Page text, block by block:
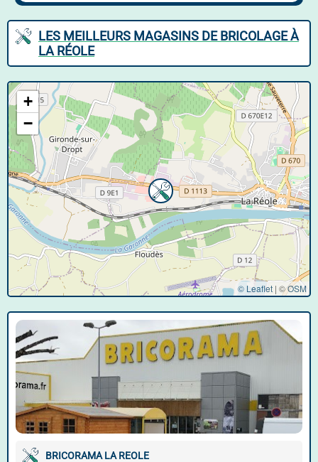
LES MEILLEURS MAGASINS DE BRICOLAGE À
LA RÉOLE
+
−
© Leaflet | ©OSM
BRICORAMA LA REOLE